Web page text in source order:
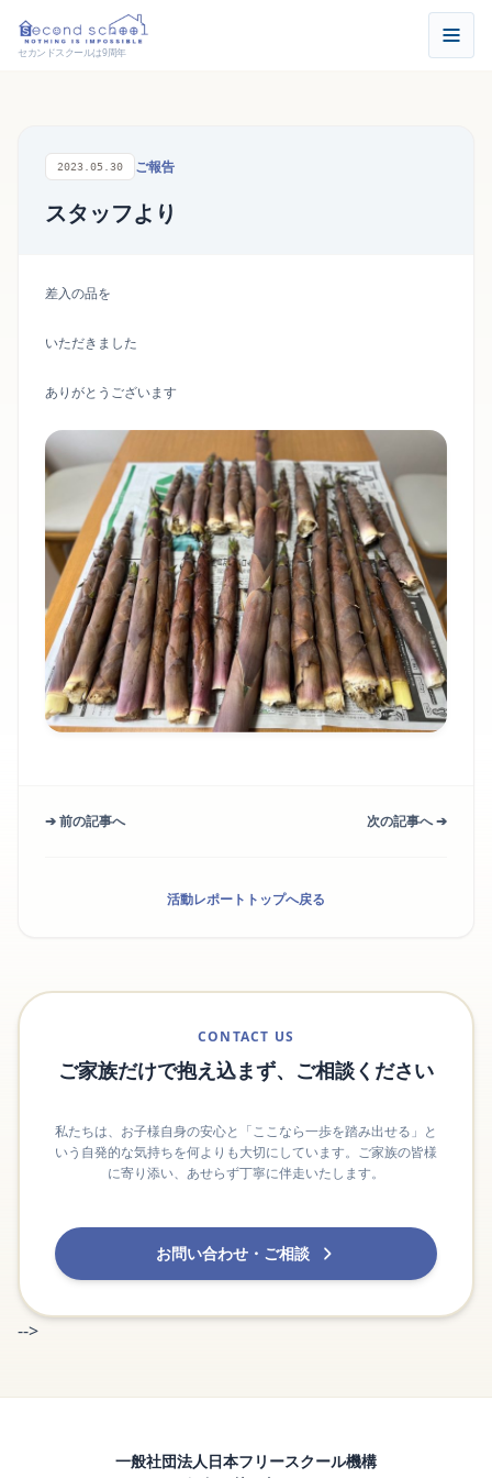
セカンドスクールは9周年
2023.05.30 ご報告
スタッフより
差入の品を
いただきました
ありがとうございます
➔ 前の記事へ 次の記事へ ➔
活動レポートトップへ戻る
CONTACT US
ご家族だけで抱え込まず、ご相談ください
私たちは、お子様自身の安心と「ここなら一歩を踏み出せる」と
いう自発的な気持ちを何よりも大切にしています。ご家族の皆様
に寄り添い、あせらず丁寧に伴走いたします。
お問い合わせ・ご相談
-->
一般社団法人日本フリースクール機構